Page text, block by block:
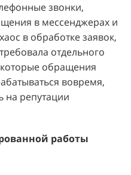
звонки,
в мессенджерах и
в обработке заявок,
отдельного
обращения
вовремя,
на репутации
работы